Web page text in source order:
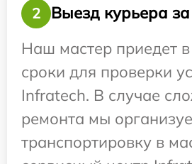
2
Выезд курьера
Наш мастер приедет
сроки для проверки
Infratech. В случае
ремонта мы
транспортировку в